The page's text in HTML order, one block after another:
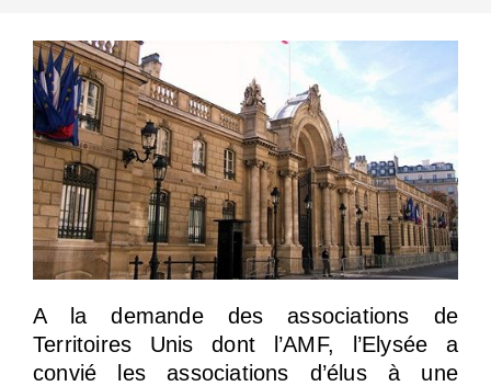
A la demande des associations de
Territoires Unis dont l’AMF, l’Elysée a
convié les associations d’élus à une